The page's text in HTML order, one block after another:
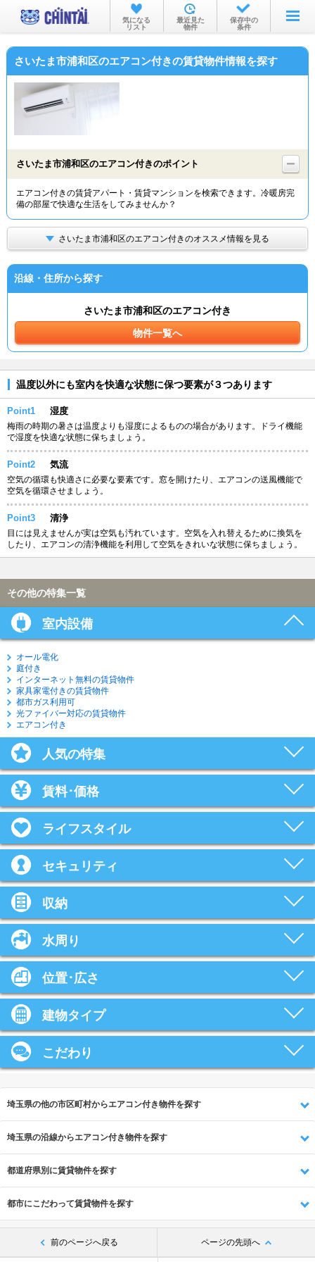
お部屋を探す
沿線・駅から
物件特集から
TOP
気になる
リスト
最近見た
物件
保存中の
条件
さいたま市浦和区のエアコン付きの賃貸物件情報を探す
さいたま市浦和区のエアコン付きのポイント
エアコン付きの賃貸アパート・賃貸マンションを検索できます。冷暖房完
備の部屋で快適な生活をしてみませんか？
さいたま市浦和区のエアコン付きのオススメ情報を見る
沿線・住所から探す
さいたま市浦和区のエアコン付き
物件一覧へ
温度以外にも室内を快適な状態に保つ要素が３つあります
Point1 湿度
梅雨の時期の暑さは温度よりも湿度によるものの場合があります。ドライ機能
で湿度を快適な状態に保ちましょう。
Point2 気流
空気の循環も快適さに必要な要素です。窓を開けたり、エアコンの送風機能で
空気を循環させましょう。
Point3 清浄
目には見えませんが実は空気も汚れています。空気を入れ替えるために換気を
したり、エアコンの清浄機能を利用して空気をきれいな状態に保ちましょう。
その他の特集一覧
室内設備
オール電化
庭付き
インターネット無料の賃貸物件
家具家電付きの賃貸物件
都市ガス利用可
光ファイバー対応の賃貸物件
エアコン付き
人気の特集
賃料･価格
ライフスタイル
セキュリティ
収納
水周り
位置･広さ
建物タイプ
こだわり
埼玉県の他の市区町村からエアコン付き物件を探す
埼玉県の沿線からエアコン付き物件を探す
都道府県別に賃貸物件を探す
都市にこだわって賃貸物件を探す
前のページへ戻る ページの先頭へ